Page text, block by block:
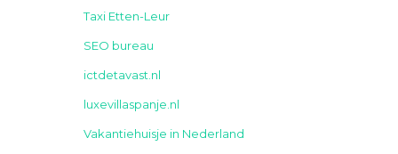
Taxi Etten-Leur
SEO bureau
ictdetavast.nl
luxevillaspanje.nl
Vakantiehuisje in Nederland